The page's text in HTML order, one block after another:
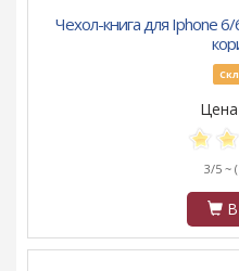
Чехол-книга для Iphone
Цена
3/5 ~